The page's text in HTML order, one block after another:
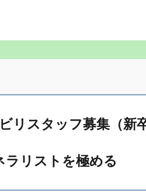
リスタッフ募集（新
ラリストを極める